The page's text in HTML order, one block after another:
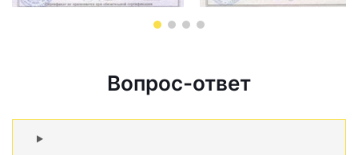
Вопрос-ответ